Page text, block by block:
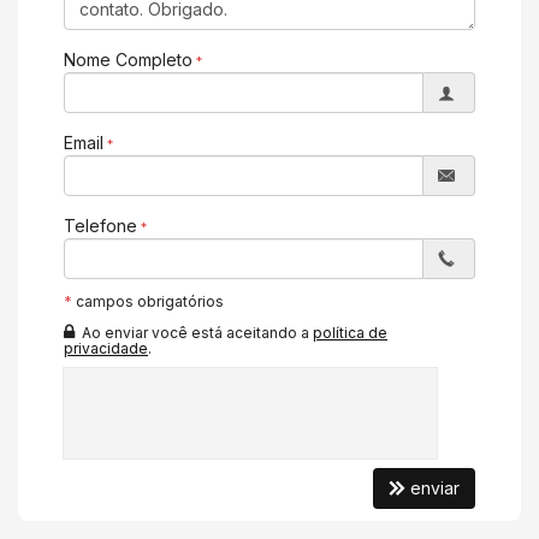
Salão de Festas
Quadra Esportiva
Espaço Gourmet
Portão Eletrônico
Playground
Brinquedoteca
Câmeras de Segurança
Elevador
Espaço Zen
Entrada para Banhistas
Nome Completo
Email
Telefone
* campos obrigatórios
Ao enviar você está aceitando a política de
privacidade.
enviar